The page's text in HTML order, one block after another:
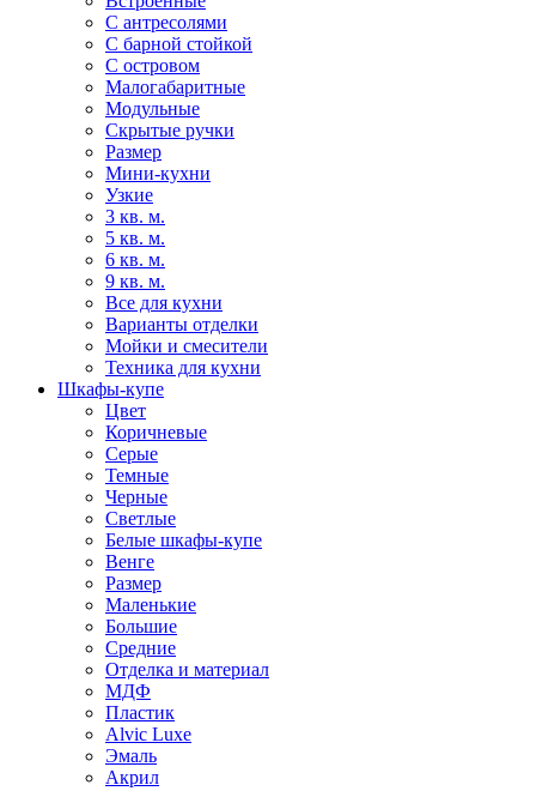
С антресолями
С барной стойкой
С островом
Малогабаритные
Модульные
Скрытые ручки
Размер
Мини-кухни
Узкие
3 кв. м.
5 кв. м.
6 кв. м.
9 кв. м.
Все для кухни
Варианты отделки
Мойки и смесители
Техника для кухни
Шкафы-купе
Цвет
Коричневые
Серые
Темные
Черные
Светлые
Белые шкафы-купе
Венге
Размер
Маленькие
Большие
Средние
Отделка и материал
МДФ
Пластик
Alvic Luxe
Эмаль
Акрил